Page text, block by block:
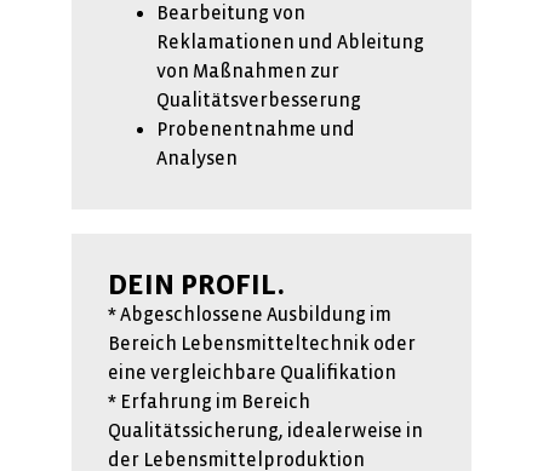
Bearbeitung von
Reklamationen und Ableitung
von Maßnahmen zur
Qualitätsverbesserung
Probenentnahme und
Analysen
DEIN PROFIL.
* Abgeschlossene Ausbildung im
Bereich Lebensmitteltechnik oder
eine vergleichbare Qualifikation
* Erfahrung im Bereich
Qualitätssicherung, idealerweise in
der Lebensmittelproduktion